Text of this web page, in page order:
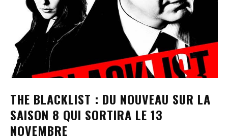
THE BLACKLIST : DU NOUVEAU SUR LA
SAISON 8 QUI SORTIRA LE 13
NOVEMBRE